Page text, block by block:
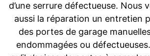
d’une serrure défectueuse. Nous
aussi la réparation un entretien
des portes de garage
endommagées ou